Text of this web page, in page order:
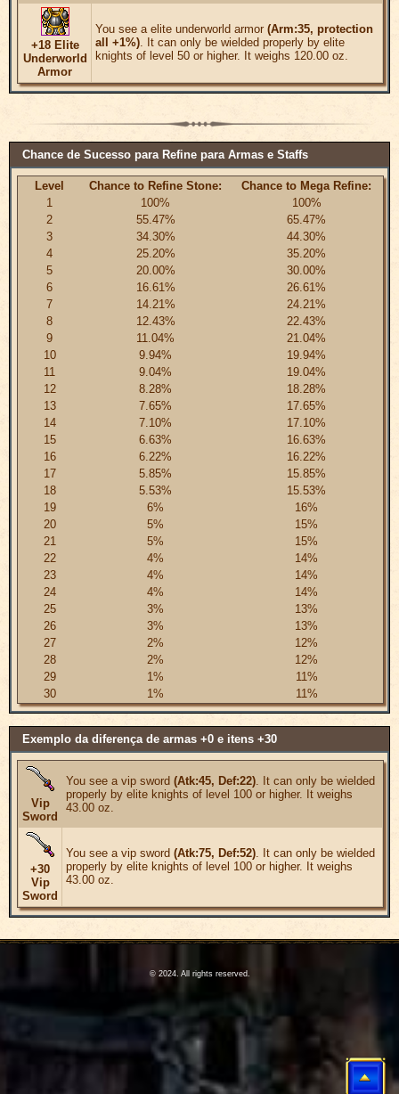
+18 Elite
Underworld
Armor
You see a elite underworld armor (Arm:35, protection
all +1%). It can only be wielded properly by elite
knights of level 50 or higher. It weighs 120.00 oz.
Chance de Sucesso para Refine para Armas e Staffs
Level Chance to Refine Stone:
Chance to Mega Refine:
1
100%
100%
2
55.47%
65.47%
3
34.30%
44.30%
4
25.20%
35.20%
5
20.00%
30.00%
6
16.61%
26.61%
7
14.21%
24.21%
8
12.43%
22.43%
9
11.04%
21.04%
10
9.94%
19.94%
11
9.04%
19.04%
12
8.28%
18.28%
13
7.65%
17.65%
14
7.10%
17.10%
15
6.63%
16.63%
16
6.22%
16.22%
17
5.85%
15.85%
18
5.53%
15.53%
19
6%
16%
20
5%
15%
21
5%
15%
22
4%
14%
23
4%
14%
24
4%
14%
25
3%
13%
26
3%
13%
27
2%
12%
28
2%
12%
29
1%
11%
30
1% 11%
Exemplo da diferença de armas +0 e itens +30
Vip
Sword
You see a vip sword (Atk:45, Def:22) . It can only be wielded
properly by elite knights of level 100 or higher. It weighs
43.00 oz.
+30
Vip
Sword
You see a vip sword (Atk:75, Def:52) . It can only be wielded
properly by elite knights of level 100 or higher. It weighs
43.00 oz.
© 2024. All rights reserved.